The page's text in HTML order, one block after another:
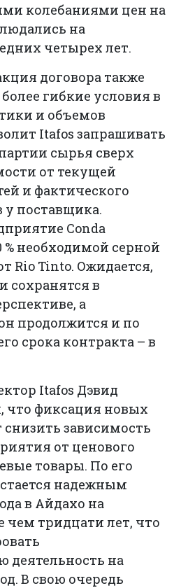
колебаниями цен на
на
четырех лет.
договора также
гибкие условия в
и объемов
Itafos запрашивать
сырья сверх
от текущей
и фактического
у поставщика.
Conda
% необходимой серной
Rio Tinto. Ожидается,
сохранятся в
а
продолжится и по
срока контракта – в
Itafos Дэвид
что фиксация новых
зависимость
от ценового
товары. По его
надежным
в Айдахо на
чем тридцати лет, что
деятельность на
В свою очередь